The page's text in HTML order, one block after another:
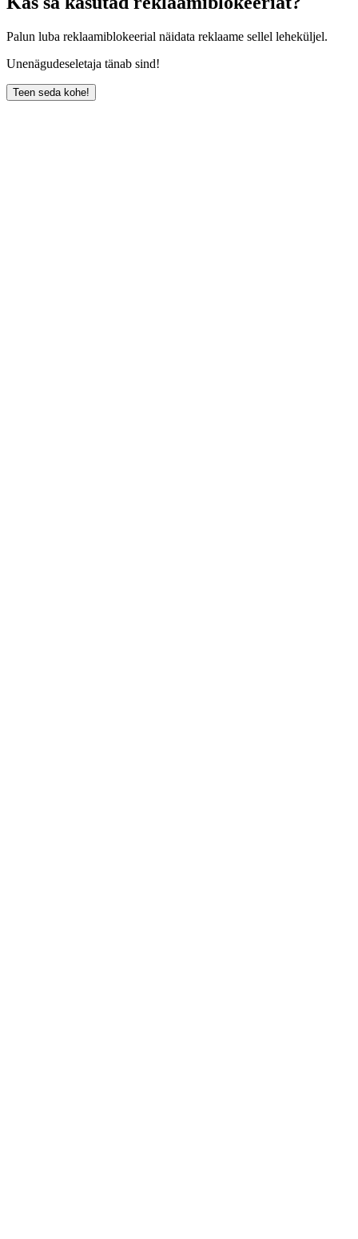
Palun luba reklaamiblokeerial näidata reklaame sellel leheküljel.
Unenägudeseletaja tänab sind!
Teen seda kohe!